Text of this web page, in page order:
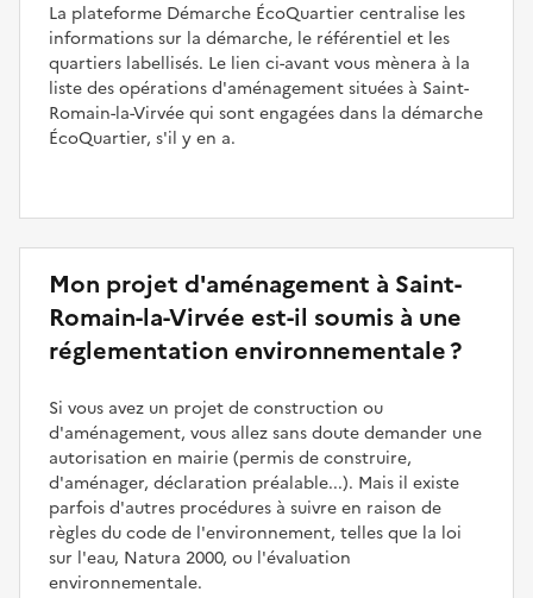
La plateforme Démarche ÉcoQuartier centralise les
informations sur la démarche, le référentiel et les
quartiers labellisés. Le lien ci-avant vous mènera à la
liste des opérations d'aménagement situées à Saint-
Romain-la-Virvée qui sont engagées dans la démarche
ÉcoQuartier, s'il y en a.
Mon projet d'aménagement à Saint-
Romain-la-Virvée est-il soumis à une
réglementation environnementale ?
Si vous avez un projet de construction ou
d'aménagement, vous allez sans doute demander une
autorisation en mairie (permis de construire,
d'aménager, déclaration préalable...). Mais il existe
parfois d'autres procédures à suivre en raison de
règles du code de l'environnement, telles que la loi
sur l'eau, Natura 2000, ou l'évaluation
environnementale.